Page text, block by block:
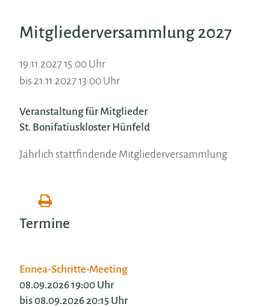
Mitgliederversammlung 2027
19.11.2027 15:00 Uhr
bis 21.11.2027 13:00 Uhr
Veranstaltung für Mitglieder
St. Bonifatiuskloster Hünfeld
Jährlich stattfindende Mitgliederversammlung
Termine
Ennea-Schritte-Meeting
08.09.2026 19:00 Uhr
bis 08.09.2026 20:15 Uhr